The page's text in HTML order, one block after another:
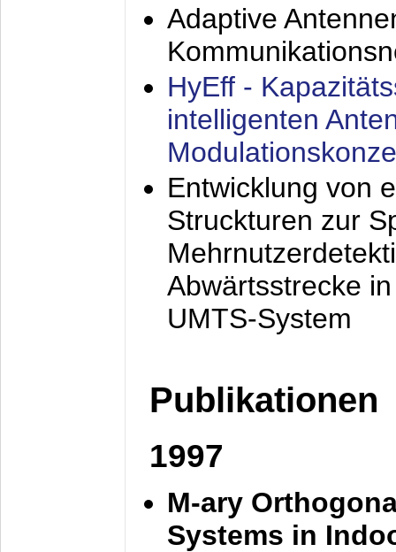
Adaptive
HyEff -
intelligenten
Entwicklung von
Struckturen zur
Abwärtsstrecke
UMTS-System
Publikationen
1997
M-ary
Systems in